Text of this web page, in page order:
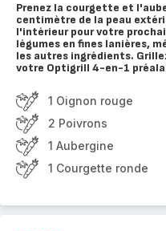
Prenez la courgette et
centimètre de la peau
l'intérieur pour votre
légumes en fines lanières,
les autres ingrédients.
votre Optigrill 4-en-1
1 Oignon rouge
2 Poivrons
1 Aubergine
1 Courgette ronde